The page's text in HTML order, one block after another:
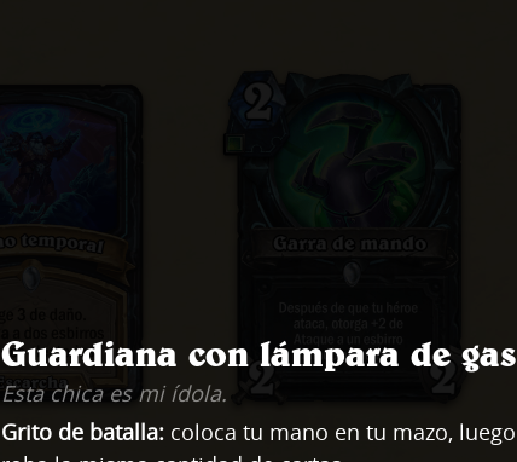
Guardiana con lámpara de gas
Esta chica es mi ídola.
Grito de batalla: coloca tu mano en tu mazo, luego